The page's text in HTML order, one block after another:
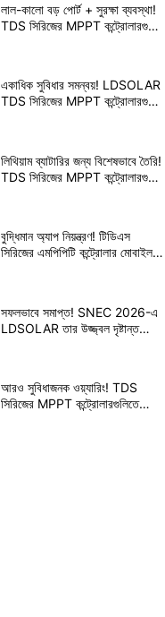
লাল-কালো বড় পোর্ট + সুরক্ষা ব্যবস্থা!
TDS সিরিজের MPPT কন্ট্রোলারগুলো
একাধিক সুবিধার সমন্বয়! LDSOLAR
TDS সিরিজের MPPT কন্ট্রোলারগুলো
লিথিয়াম ব্যাটারির জন্য বিশেষভাবে তৈরি!
TDS সিরিজের MPPT কন্ট্রোলারগুলো
বুদ্ধিমান অ্যাপ নিয়ন্ত্রণ! টিডিএস
সিরিজের এমপিপিটি কন্ট্রোলার মোবাইল
সফলভাবে সমাপ্ত! SNEC 2026-এ
LDSOLAR তার উজ্জ্বল দৃষ্টান্ত
আরও সুবিধাজনক ওয়্যারিং! TDS
সিরিজের MPPT কন্ট্রোলারগুলিতে